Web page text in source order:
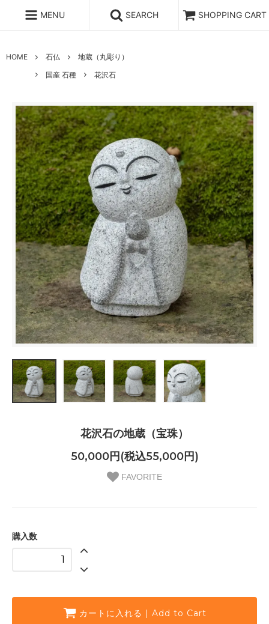
MENU SEARCH SHOPPING CART
HOME 石仏
地蔵（丸彫り）
国産 石種
花沢石
花沢石の地蔵（宝珠）
50,000円(税込55,000円)
FAVORITE
購入数
カートに入れる | Add to Cart